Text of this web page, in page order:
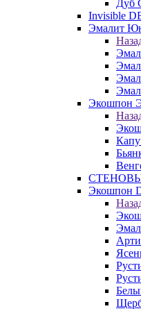
Дуб
Invisible
Эмалит
Экошпон
Экошпон